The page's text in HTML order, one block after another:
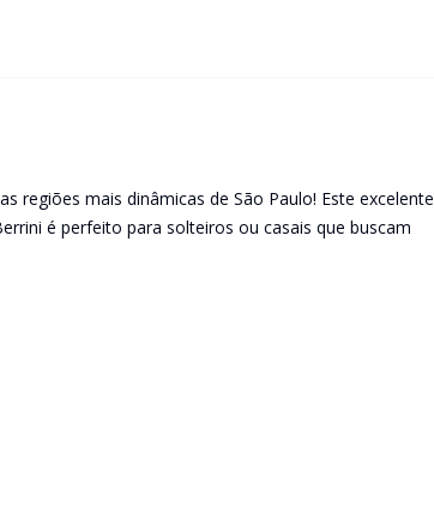
regiões mais dinâmicas de São Paulo! Este excelente
é perfeito para solteiros ou casais que buscam